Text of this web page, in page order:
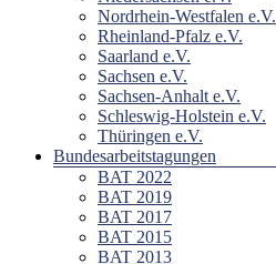
Nordrhein-Westfalen e.V.
Rheinland-Pfalz e.V.
Saarland e.V.
Sachsen e.V.
Sachsen-Anhalt e.V.
Schleswig-Holstein e.V.
Thüringen e.V.
Bundesarbeitstagungen
BAT 2022
BAT 2019
BAT 2017
BAT 2015
BAT 2013